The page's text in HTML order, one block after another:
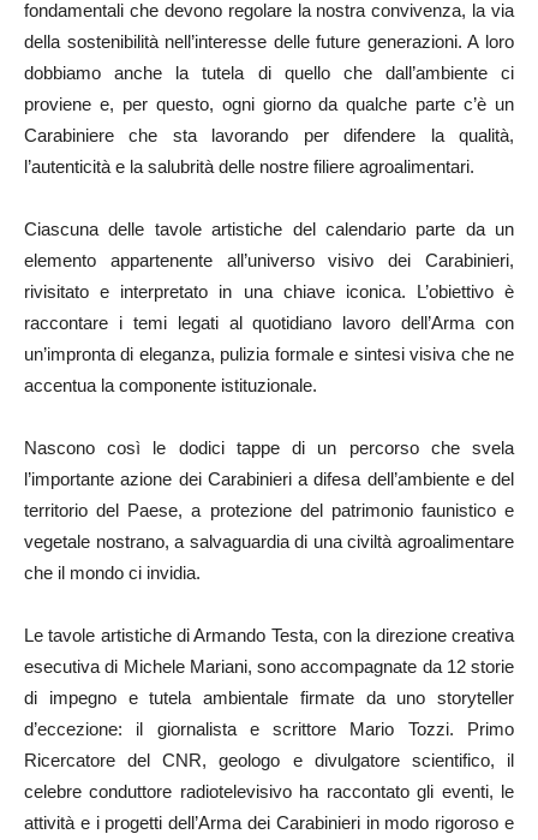
fondamentali che devono regolare la nostra convivenza, la via
della sostenibilità nell’interesse delle future generazioni. A loro
dobbiamo anche la tutela di quello che dall’ambiente ci
proviene e, per questo, ogni giorno da qualche parte c’è un
Carabiniere che sta lavorando per difendere la qualità,
l’autenticità e la salubrità delle nostre filiere agroalimentari.
Ciascuna delle tavole artistiche del calendario parte da un
elemento appartenente all’universo visivo dei Carabinieri,
rivisitato e interpretato in una chiave iconica. L’obiettivo è
raccontare i temi legati al quotidiano lavoro dell’Arma con
un’impronta di eleganza, pulizia formale e sintesi visiva che ne
accentua la componente istituzionale.
Nascono così le dodici tappe di un percorso che svela
l’importante azione dei Carabinieri a difesa dell’ambiente e del
territorio del Paese, a protezione del patrimonio faunistico e
vegetale nostrano, a salvaguardia di una civiltà agroalimentare
che il mondo ci invidia.
Le tavole artistiche di Armando Testa, con la direzione creativa
esecutiva di Michele Mariani, sono accompagnate da 12 storie
di impegno e tutela ambientale firmate da uno storyteller
d’eccezione: il giornalista e scrittore Mario Tozzi. Primo
Ricercatore del CNR, geologo e divulgatore scientifico, il
celebre conduttore radiotelevisivo ha raccontato gli eventi, le
attività e i progetti dell’Arma dei Carabinieri in modo rigoroso e